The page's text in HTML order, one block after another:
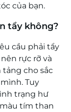
của bạn.
tẩy không?
cầu phải tẩy
rực rỡ và
tảng cho sắc
Tuy
trạng hư
tím than